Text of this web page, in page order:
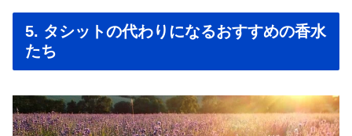
5. タシットの代わりになるおすすめの香水
たち